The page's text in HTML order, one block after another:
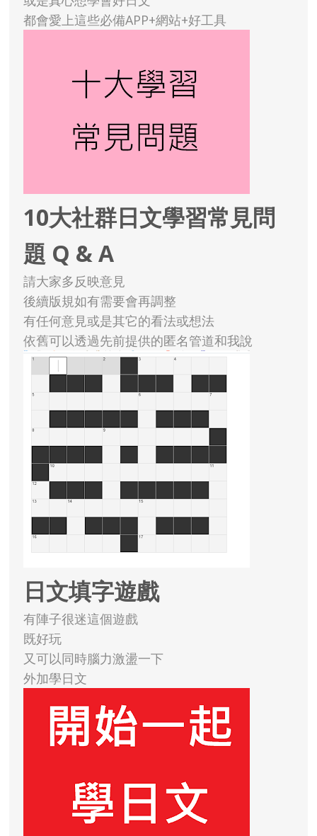
都會愛上這些必備APP+網站+好工具
10大社群日文學習常見問
題 Q & A
請大家多反映意見
後續版規如有需要會再調整
有任何意見或是其它的看法或想法
依舊可以透過先前提供的匿名管道和我說
日文填字遊戲
有陣子很迷這個遊戲
既好玩
又可以同時腦力激盪一下
外加學日文